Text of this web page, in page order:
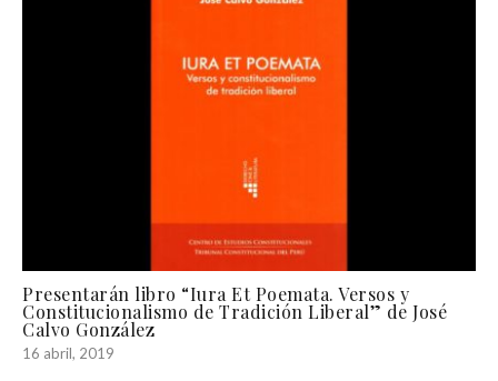
Presentarán libro “Iura Et Poemata. Versos y
Constitucionalismo de Tradición Liberal” de José
Calvo González
16 abril, 2019